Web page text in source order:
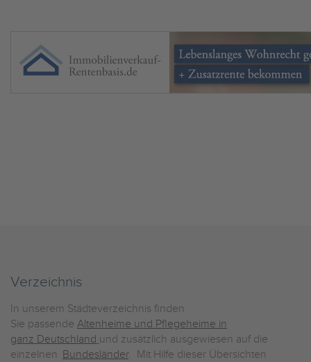
Verzeichnis
In unserem Städteverzeichnis finden
Sie passende Altenheime und Pflegeheime in
ganz Deutschland und zusätzlich ausgewiesen auf die
einzelnen Bundesländer. Mit Hilfe dieser Übersichten